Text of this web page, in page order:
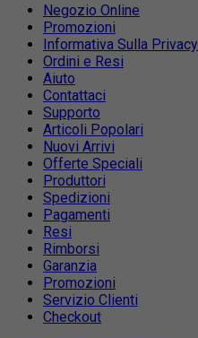
Negozio Online
Promozioni
Informativa Sulla Privacy
Ordini e Resi
Aiuto
Contattaci
Supporto
Articoli Popolari
Nuovi Arrivi
Offerte Speciali
Produttori
Spedizioni
Pagamenti
Resi
Rimborsi
Garanzia
Promozioni
Servizio Clienti
Checkout